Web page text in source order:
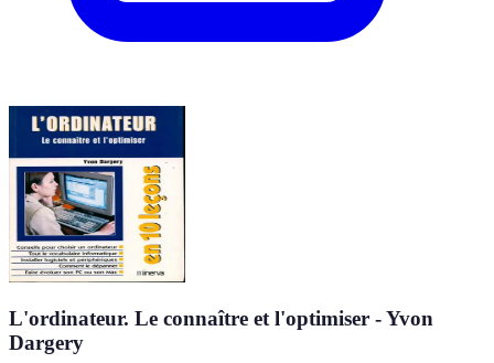
L'ordinateur. Le connaître et l'optimiser - Yvon
Dargery